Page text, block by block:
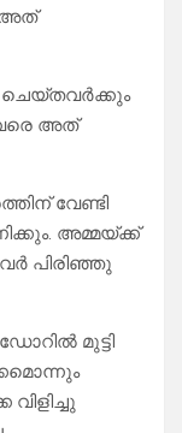
അത്
അത്
വേണ്ടി
അമ്മയ്ക്ക്
പിരിഞ്ഞു
മുട്ടി